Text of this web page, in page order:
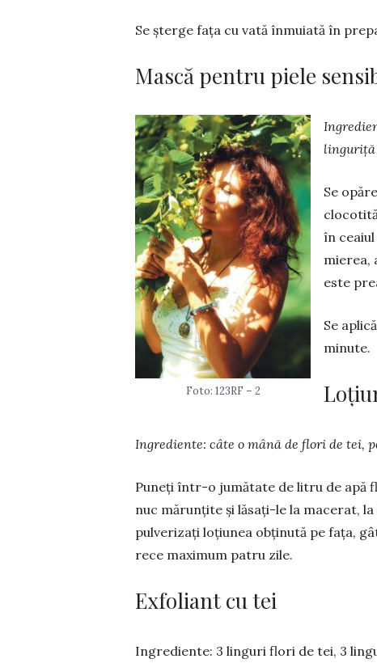
Se șterge fața cu vată înmuiată în
Mască pentru piele
Foto: 123RF – 2
linguriță
Se
în
mierea,
este
Se
minute.
Ingrediente: câte o mână de flori de tei,
Puneți într-o jumătate de litru de apă
nuc mă­runțite și lă­sa­ți-le la macerat,
pul­verizați lo­țiunea obținută pe fața,
rece maximum patru zile.
Exfoliant cu tei
Ingrediente: 3 linguri flori de tei, 3